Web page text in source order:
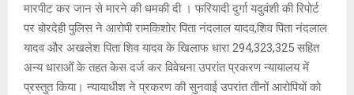
मारपीट कर जान से मारने की धमकी दी । फरियादी दुर्गा यदुवंशी की रिपोर्ट
पर बोरदेही पुलिस ने आरोपी रामकिशोर पिता नंदलाल यादव,शिव पिता नंदलाल
यादव और अखलेश पिता शिव यादव के खिलाफ धारा 294,323,325 सहित
अन्य धाराओं के तहत केस दर्ज कर विवेचना उपरांत प्रकरण न्यायालय में
प्रस्तुत किया। न्यायाधीश ने प्रकरण की सुनवाई उपरांत तीनों आरोपियों को